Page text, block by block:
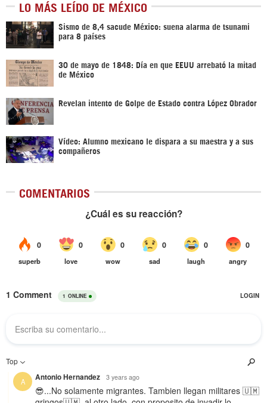
LO MÁS LEÍDO DE MÉXICO
Sismo de 8,4 sacude México: suena alarma de tsunami
para 8 países
30 de mayo de 1848: Día en que EEUU arrebató la mitad
de México
Revelan intento de Golpe de Estado contra López Obrador
Vídeo: Alumno mexicano le dispara a su maestra y a sus
compañeros
COMENTARIOS